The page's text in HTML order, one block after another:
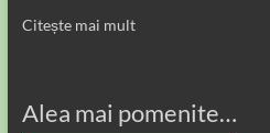
Citește mai mult
Alea mai pomenite…